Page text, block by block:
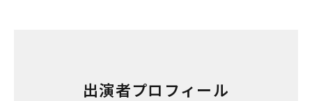
出演者プロフィール